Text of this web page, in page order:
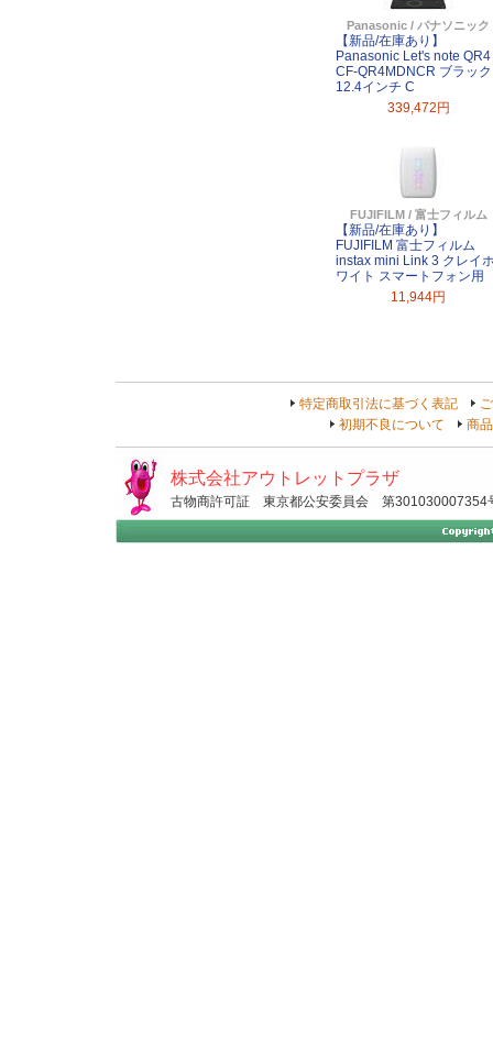
Panasonic / パナソニック
【新品/在庫あり】
Panasonic Let's note QR4
CF-QR4MDNCR ブラック
12.4インチ C
339,472円
FUJIFILM / 富士フィルム
【新品/在庫あり】
FUJIFILM 富士フィルム
instax mini Link 3 クレイ
ワイト スマートフォン用
11,944円
特定商取引法に基づく表記
初期不良について
商
株式会社アウトレットプラザ
古物商許可証 東京都公安委員会 第301030007354